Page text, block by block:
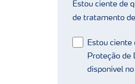
Estou ciente de
de tratamento
Estou ciente
Proteção de
disponível